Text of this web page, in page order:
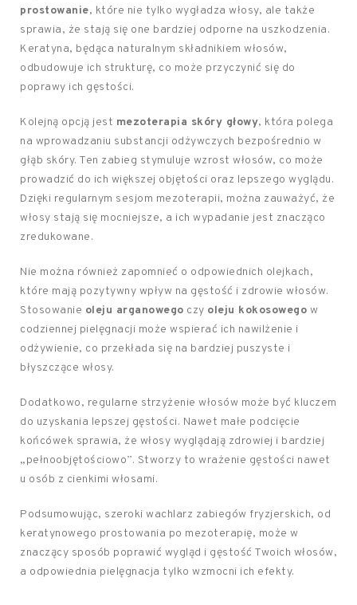
prostowanie, które nie tylko wygładza włosy, ale także
sprawia, że stają się one bardziej odporne na uszkodzenia.
Keratyna, będąca naturalnym składnikiem włosów,
odbudowuje ich strukturę, co może przyczynić się do
poprawy ich gęstości.
Kolejną opcją jest mezoterapia skóry głowy, która polega
na wprowadzaniu substancji odżywczych bezpośrednio w
głąb skóry. Ten zabieg stymuluje wzrost włosów, co może
prowadzić do ich większej objętości oraz lepszego wyglądu.
Dzięki regularnym sesjom mezoterapii, można zauważyć, że
włosy stają się mocniejsze, a ich wypadanie jest znacząco
zredukowane.
Nie można również zapomnieć o odpowiednich olejkach,
które mają pozytywny wpływ na gęstość i zdrowie włosów.
Stosowanie oleju arganowego czy oleju kokosowego w
codziennej pielęgnacji może wspierać ich nawilżenie i
odżywienie, co przekłada się na bardziej puszyste i
błyszczące włosy.
Dodatkowo, regularne strzyżenie włosów może być kluczem
do uzyskania lepszej gęstości. Nawet małe podcięcie
końcówek sprawia, że włosy wyglądają zdrowiej i bardziej
„pełnoobjętościowo”. Stworzy to wrażenie gęstości nawet
u osób z cienkimi włosami.
Podsumowując, szeroki wachlarz zabiegów fryzjerskich, od
keratynowego prostowania po mezoterapię, może w
znaczący sposób poprawić wygląd i gęstość Twoich włosów,
a odpowiednia pielęgnacja tylko wzmocni ich efekty.